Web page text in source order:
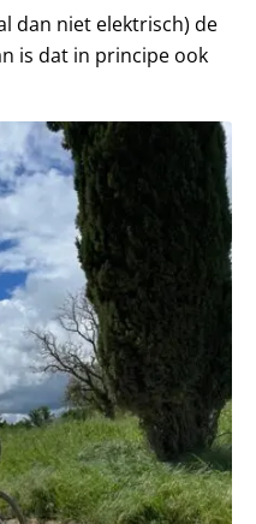
dan niet elektrisch) de
is dat in principe ook